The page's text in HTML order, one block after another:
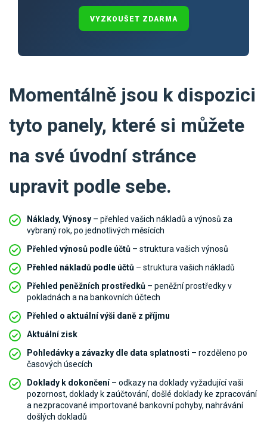
VYZKOUŠET ZDARMA
Momentálně jsou k dispozici
tyto panely, které si můžete
na své úvodní stránce
upravit podle sebe.
Náklady, Výnosy – přehled vašich nákladů a výnosů za
vybraný rok, po jednotlivých měsících
Přehled výnosů podle účtů – struktura vašich výnosů
Přehled nákladů podle účtů – struktura vašich nákladů
Přehled peněžních prostředků – peněžní prostředky v
pokladnách a na bankovních účtech
Přehled o aktuální výši daně z příjmu
Aktuální zisk
Pohledávky a závazky dle data splatnosti – rozděleno po
časových úsecích
Doklady k dokončení– odkazy na doklady vyžadující vaši
pozornost, doklady k zaúčtování, došlé doklady ke zpracování
a nezpracované importované bankovní pohyby, nahrávání
došlých dokladů